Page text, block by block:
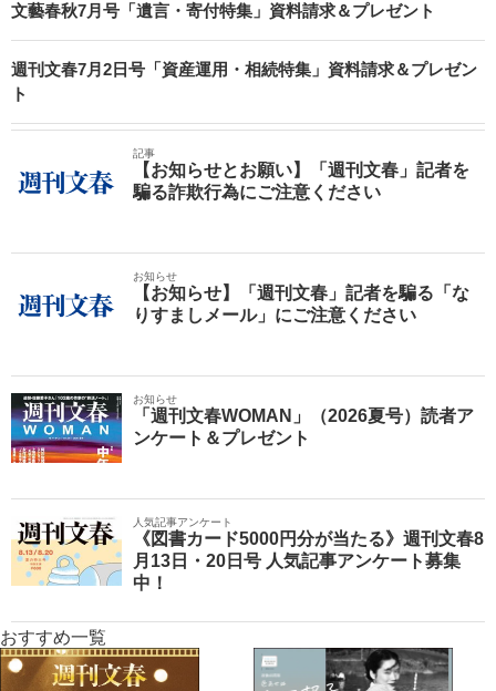
文藝春秋7月号「遺言・寄付特集」資料請求＆プレゼント
週刊文春7月2日号「資産運用・相続特集」資料請求＆プレゼン
ト
記事
【お知らせとお願い】「週刊文春」記者を
騙る詐欺行為にご注意ください
お知らせ
【お知らせ】「週刊文春」記者を騙る「な
りすましメール」にご注意ください
お知らせ
「週刊文春WOMAN」（2026夏号）読者ア
ンケート＆プレゼント
人気記事アンケート
《図書カード5000円分が当たる》週刊文春8
月13日・20日号 人気記事アンケート募集
中！
おすすめ一覧